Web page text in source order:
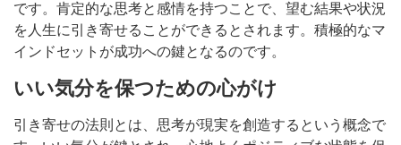
です。肯定的な思考と感情を持つことで、望む結果や状況
を人生に引き寄せることができるとされます。積極的なマ
インドセットが成功への鍵となるのです。
いい気分を保つための心がけ
引き寄せの法則とは、思考が現実を創造するという概念で